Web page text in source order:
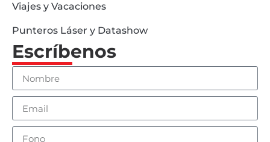
Viajes y Vacaciones
Punteros Láser y Datashow
Escríbenos